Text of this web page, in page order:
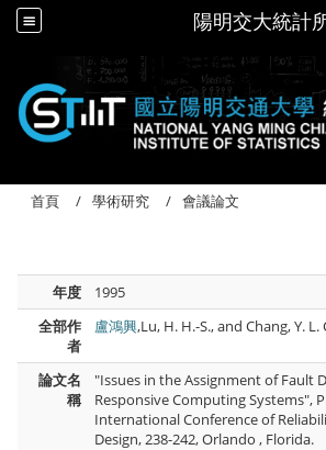
陽明交大統計
首頁 學術研究 會議論文
年度
1995
全部作
者
盧鴻興,Lu, H. H.-S., and Chang, Y. L.
論文名
稱
"Issues in the Assignment of Fault
Responsive Computing Systems",
International Conference of
Design, 238-242, Orlando , Florida.